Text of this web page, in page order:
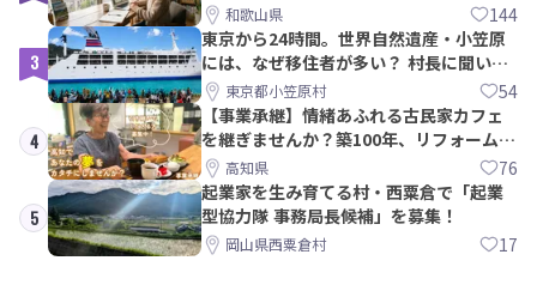
和歌山県 144
3
東京から24時間。世界自然遺産・小笠原
には、なぜ移住者が多い？ 村長に聞いて
みた東京都小笠原村 54
4
【事業承継】情緒あふれる古民家カフェ
を継ぎませんか？築100年、リフォームか
ら約10年！
高知県 76
5
起業家を生み育てる村・西粟倉で「起業
型協力隊 事務局長候補」を募集！
岡山県西粟倉村 17